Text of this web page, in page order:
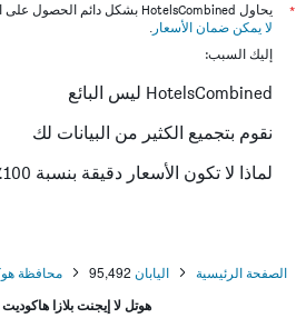
*
يحاول HotelsCombined بشكل دائم الحصول على الأسعار الدقيقة، ولكن
لا يمكن ضمان الأسعار .
إليك السبب:
HotelsCombined ليس البائع
نقوم بتجميع الكثير من البيانات لك
لماذا لا تكون الأسعار دقيقة بنسبة 100٪؟
الصفحة الرئيسية اليابان 95,492 محافظة
هوتل لا إيجنت بلازا